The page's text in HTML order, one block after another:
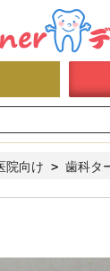
院向け > 歯科タ